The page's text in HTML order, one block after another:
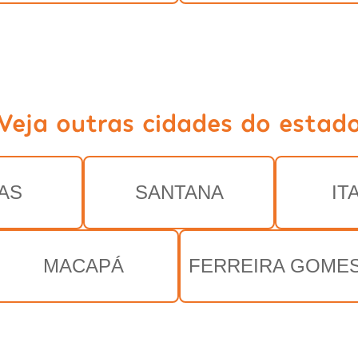
outras cidades do
SANTANA
MACAPÁ FERREIRA